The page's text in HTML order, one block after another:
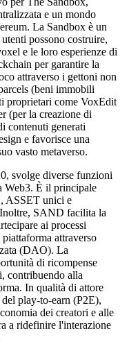
e un mondo
La Sandbox è un
possono costruire,
e le loro esperienze di
per garantire la
attraverso i gettoni non
(beni immobili
proprietari come VoxEdit
(per la creazione di
contenuti generati
e favorisce una
vasto metaverso.
svolge diverse funzioni
Web3. È il principale
ASSET unici e
SAND facilita la
ai processi
attraverso
(DAO). La
di ricompense
contribuendo alla
In qualità di attore
play-to-earn (P2E),
dei creatori e alle
a ridefinire l'interazione